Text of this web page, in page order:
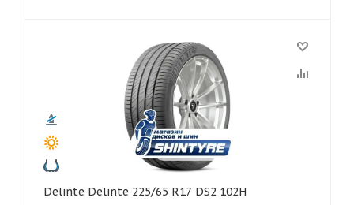
Delinte Delinte 225/65 R17 DS2 102H